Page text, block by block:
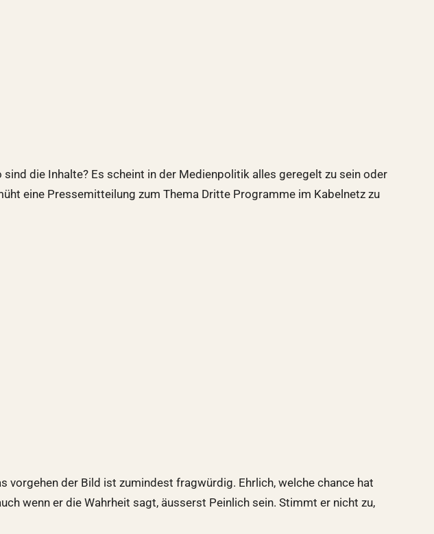
die Inhalte? Es scheint in der Medienpolitik alles geregelt zu sein oder
eine Pressemitteilung zum Thema Dritte Programme im Kabelnetz zu
vorgehen der Bild ist zumindest fragwürdig. Ehrlich, welche chance hat
wenn er die Wahrheit sagt, äusserst Peinlich sein. Stimmt er nicht zu,